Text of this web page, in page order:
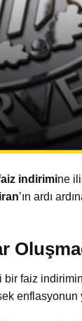
indirimine
’ın ardı
bir faiz
enflasyonun